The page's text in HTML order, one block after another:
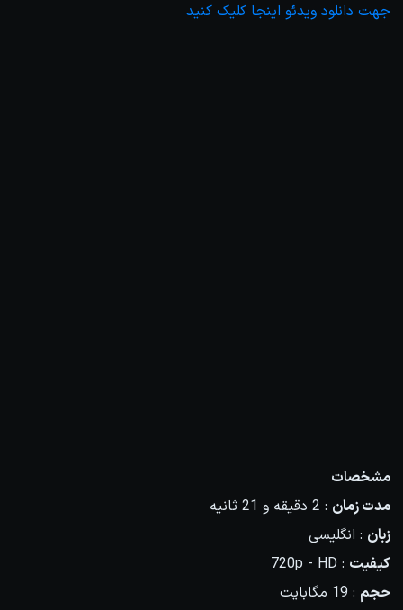
جهت دانلود ویدئو اینجا کلیک کنید
مشخصات
مدت زمان : 2 دقیقه و 21 ثانیه
زبان : انگلیسی
کیفیت : 720p - HD
حجم : 19 مگابایت